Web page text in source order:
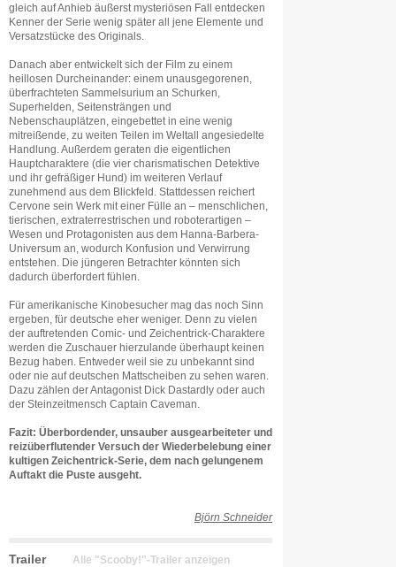
gleich auf Anhieb äußerst mysteriösen Fall entdecken
Kenner der Serie wenig später all jene Elemente und
Versatzstücke des Originals.
Danach aber entwickelt sich der Film zu einem
heillosen Durcheinander: einem unausgegorenen,
überfrachteten Sammelsurium an Schurken,
Superhelden, Seitensträngen und
Nebenschauplätzen, eingebettet in eine wenig
mitreißende, zu weiten Teilen im Weltall angesiedelte
Handlung. Außerdem geraten die eigentlichen
Hauptcharaktere (die vier charismatischen Detektive
und ihr gefräßiger Hund) im weiteren Verlauf
zunehmend aus dem Blickfeld. Stattdessen reichert
Cervone sein Werk mit einer Fülle an – menschlichen,
tierischen, extraterrestrischen und roboterartigen –
Wesen und Protagonisten aus dem Hanna-Barbera-
Universum an, wodurch Konfusion und Verwirrung
entstehen. Die jüngeren Betrachter könnten sich
dadurch überfordert fühlen.
Für amerikanische Kinobesucher mag das noch Sinn
ergeben, für deutsche eher weniger. Denn zu vielen
der auftretenden Comic- und Zeichentrick-Charaktere
werden die Zuschauer hierzulande überhaupt keinen
Bezug haben. Entweder weil sie zu unbekannt sind
oder nie auf deutschen Mattscheiben zu sehen waren.
Dazu zählen der Antagonist Dick Dastardly oder auch
der Steinzeitmensch Captain Caveman.
Fazit: Überbordender, unsauber ausgearbeiteter und
reizüberflutender Versuch der Wiederbelebung einer
kultigen Zeichentrick-Serie, dem nach gelungenem
Auftakt die Puste ausgeht.
Björn Schneider
Trailer Alle "Scooby!"-Trailer anzeigen